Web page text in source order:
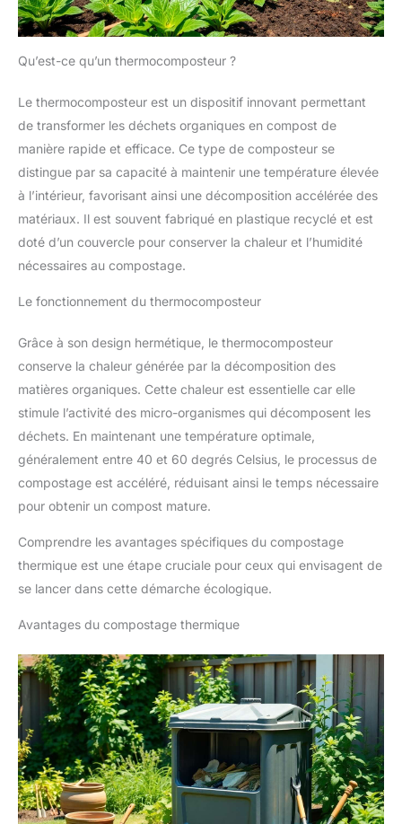
Qu’est-ce qu’un thermocomposteur ?
Le thermocomposteur est un dispositif innovant permettant
de transformer les déchets organiques en compost de
manière rapide et efficace. Ce type de composteur se
distingue par sa capacité à maintenir une température élevée
à l’intérieur, favorisant ainsi une décomposition accélérée des
matériaux. Il est souvent fabriqué en plastique recyclé et est
doté d’un couvercle pour conserver la chaleur et l’humidité
nécessaires au compostage.
Le fonctionnement du thermocomposteur
Grâce à son design hermétique, le thermocomposteur
conserve la chaleur générée par la décomposition des
matières organiques. Cette chaleur est essentielle car elle
stimule l’activité des micro-organismes qui décomposent les
déchets. En maintenant une température optimale,
généralement entre 40 et 60 degrés Celsius, le processus de
compostage est accéléré, réduisant ainsi le temps nécessaire
pour obtenir un compost mature.
Comprendre les avantages spécifiques du compostage
thermique est une étape cruciale pour ceux qui envisagent de
se lancer dans cette démarche écologique.
Avantages du compostage thermique